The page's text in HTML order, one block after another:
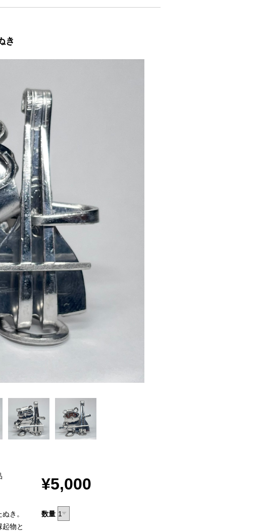
き
き。
物と
¥5,000
数量